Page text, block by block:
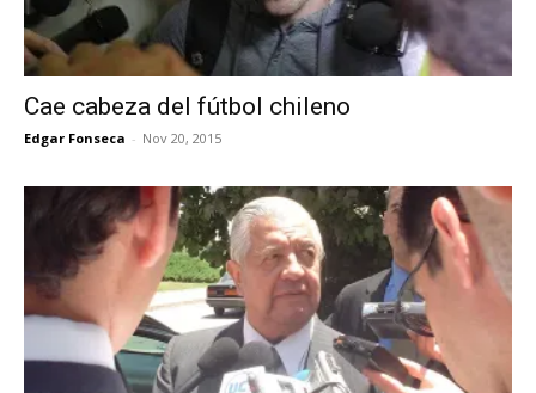
Cae cabeza del fútbol chileno
Edgar Fonseca - Nov 20, 2015